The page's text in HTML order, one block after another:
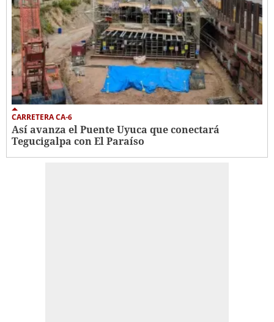
CARRETERA CA-6
Así avanza el Puente Uyuca que conectará
Tegucigalpa con El Paraíso